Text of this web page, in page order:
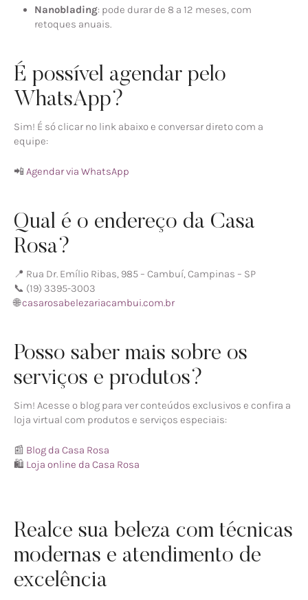
Nanoblading: pode durar de 8 a 12 meses, com
retoques anuais.
É possível agendar pelo
WhatsApp?
Sim! É só clicar no link abaixo e conversar direto com a
equipe:
📲 Agendar via WhatsApp
Qual é o endereço da Casa
Rosa?
📍 Rua Dr. Emílio Ribas, 985 – Cambuí, Campinas – SP
📞 (19) 3395-3003
🌐casarosabelezariacambui.com.br
Posso saber mais sobre os
serviços e produtos?
Sim! Acesse o blog para ver conteúdos exclusivos e confira a
loja virtual com produtos e serviços especiais:
📰 Blog da Casa Rosa
🛍️ Loja online da Casa Rosa
Realce sua beleza com técnicas
modernas e atendimento de
excelência